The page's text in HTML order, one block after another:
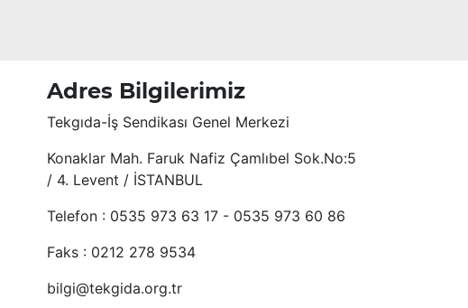
Adres Bilgilerimiz
Tekgıda-İş Sendikası Genel Merkezi
Konaklar Mah. Faruk Nafiz Çamlıbel Sok.No:5
/ 4. Levent / İSTANBUL
Telefon : 0535 973 63 17 - 0535 973 60 86
Faks : 0212 278 9534
bilgi@tekgida.org.tr